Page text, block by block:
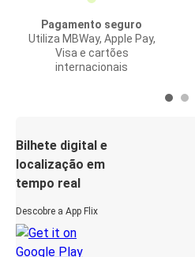
Pagamento seguro
Utiliza MBWay, Apple Pay,
Visa e cartões
internacionais
Bilhete digital e
localização em
tempo real
Descobre a App Flix